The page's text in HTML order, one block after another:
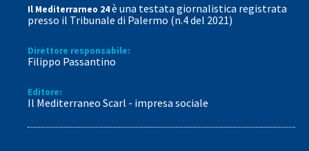
Il Mediterrarneo 24è una testata giornalistica registrata
presso il Tribunale di Palermo (n.4 del 2021)
Direttore responsabile:
Filippo Passantino
Editore:
Il Mediterraneo Scarl - impresa sociale